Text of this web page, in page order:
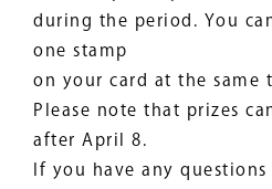
during the period. You
one stamp
on your card at the same
Please note that prizes
after April 8.
If you have any